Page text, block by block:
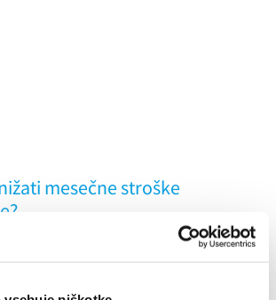
mesečne stroške
Nepričakovani stroški